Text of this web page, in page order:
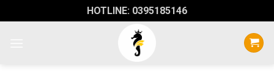
to
HOTLINE: 0395185146